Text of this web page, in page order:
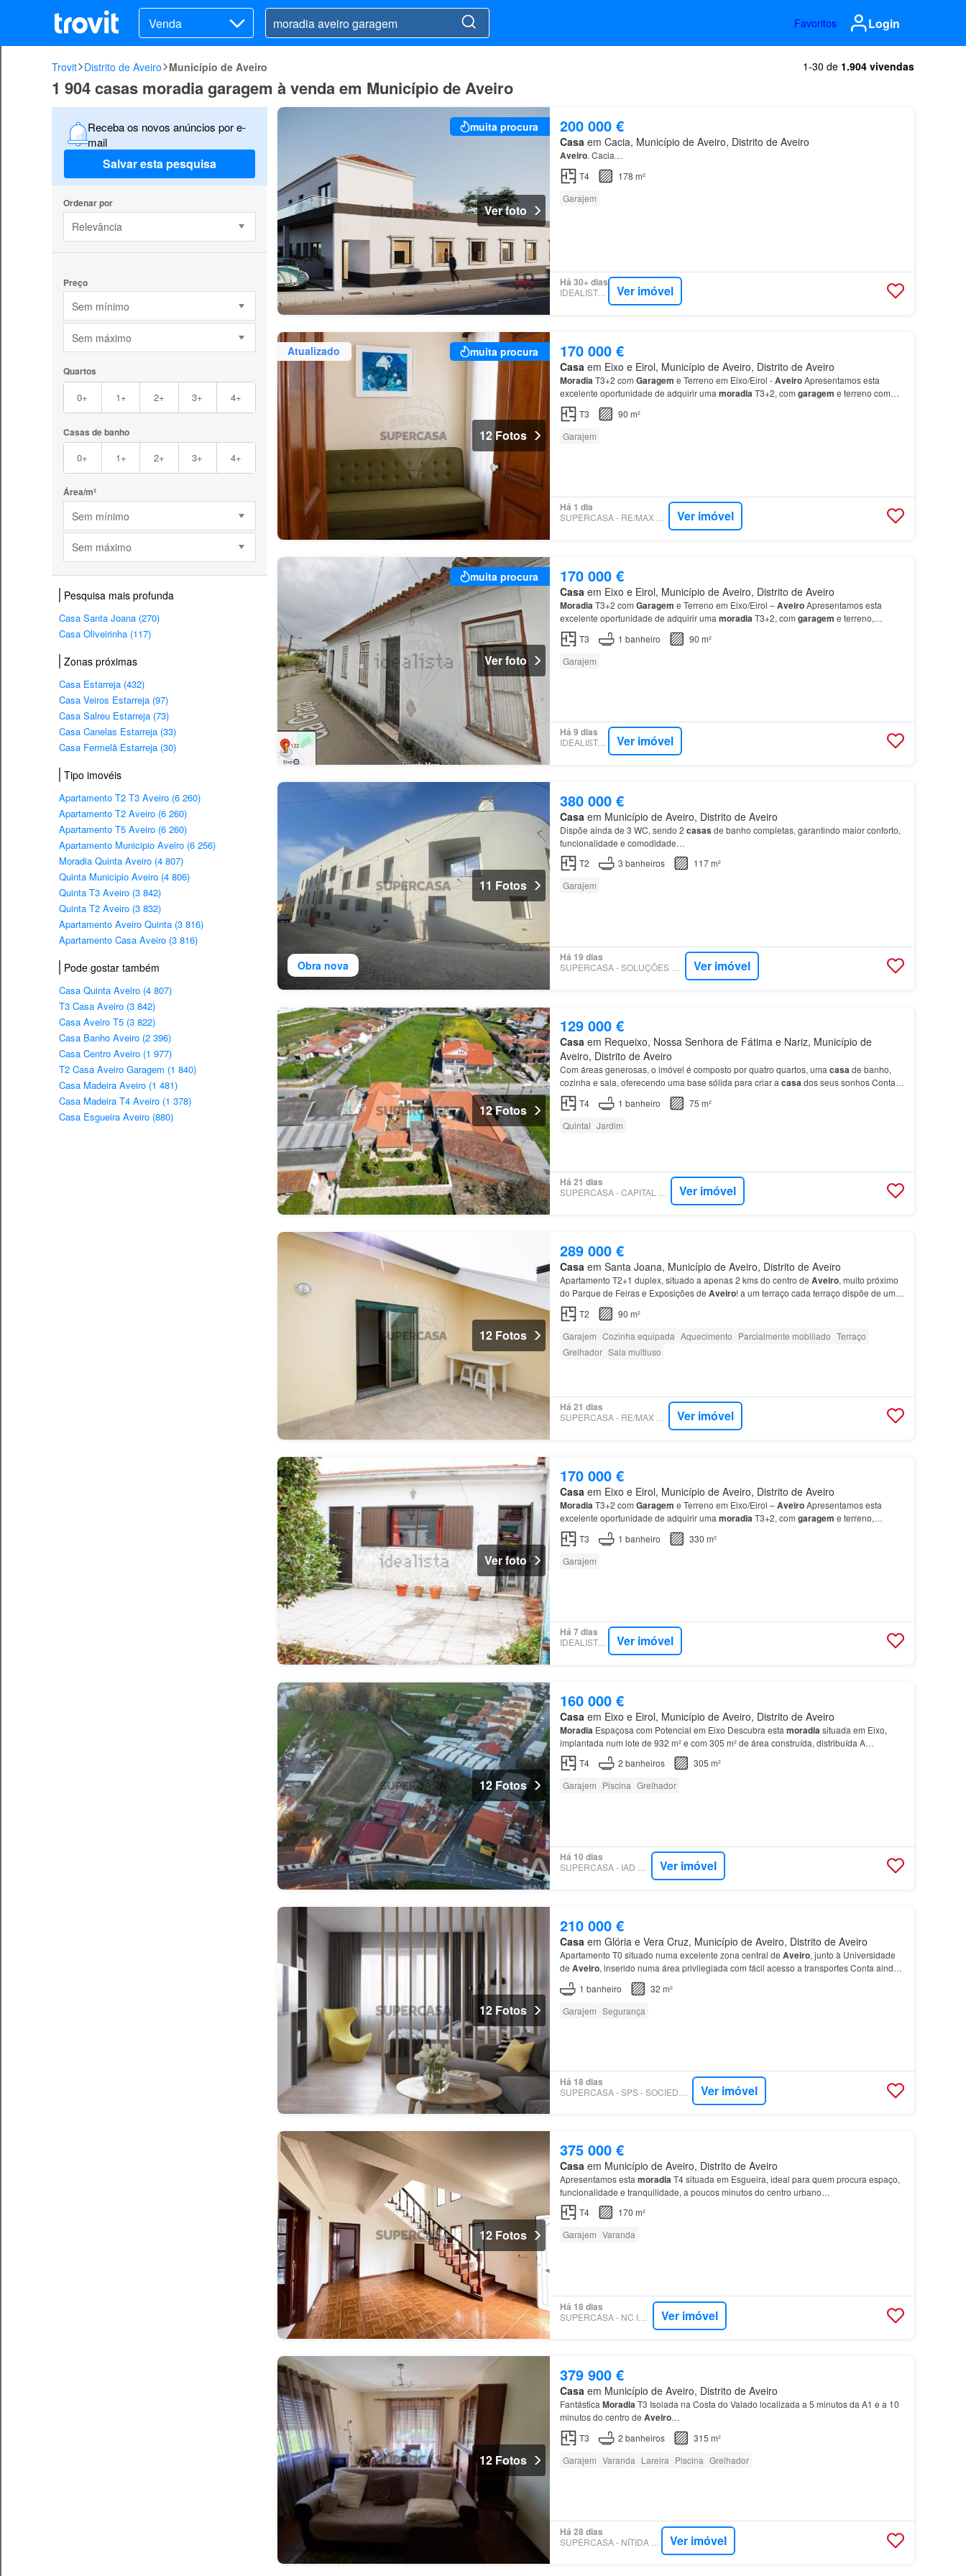
Venda Favoritos Login
Trovit Distrito de Aveiro Município de Aveiro 1-30 de 1.904 vivendas
1 904 casas moradia garagem à venda em Município de Aveiro
Receba os novos anúncios por e-
mail
Salvar esta pesquisa
Ordenar por
Relevância
Preço
Sem mínimo
Sem máximo
Quartos
0+ 1+ 2+ 3+ 4+
Casas de banho
0+ 1+ 2+ 3+ 4+
Área/m²
Sem mínimo
Sem máximo
Pesquisa mais profunda
Casa Santa Joana (270)
Casa Oliveirinha (117)
Zonas próximas
Casa Estarreja (432)
Casa Veiros Estarreja (97)
Casa Salreu Estarreja (73)
Casa Canelas Estarreja (33)
Casa Fermelã Estarreja (30)
Tipo imovéis
Apartamento T2 T3 Aveiro (6 260)
Apartamento T2 Aveiro (6 260)
Apartamento T5 Aveiro (6 260)
Apartamento Municipio Aveiro (6 256)
Moradia Quinta Aveiro (4 807)
Quinta Municipio Aveiro (4 806)
Quinta T3 Aveiro (3 842)
Quinta T2 Aveiro (3 832)
Apartamento Aveiro Quinta (3 816)
Apartamento Casa Aveiro (3 816)
Pode gostar também
Casa Quinta Aveiro (4 807)
T3 Casa Aveiro (3 842)
Casa Aveiro T5 (3 822)
Casa Banho Aveiro (2 396)
Casa Centro Aveiro (1 977)
T2 Casa Aveiro Garagem (1 840)
Casa Madeira Aveiro (1 481)
Casa Madeira T4 Aveiro (1 378)
Casa Esgueira Aveiro (880)
muita procura
Ver foto
200 000 €
Casaem Cacia, Município de Aveiro, Distrito de Aveiro
Aveiro. Cacia…
T4
178 m²
Garajem
Há 30+ dias
IDEALISTA.PT Ver imóvel
Atualizado muita procura
12 Fotos
170 000 €
Casa em Eixo e Eirol, Município de Aveiro, Distrito de Aveiro
MoradiaT3+2 com Garagem e Terreno em Eixo/Eirol -AveiroApresentamos esta
excelente oportunidade de adquirir uma moradiaT3+2, com garagem e terreno com
poço alimentado por uma nascente, situada na tranquila freguesia de Ei…
T3
90 m²
Garajem
Há 1 dia
SUPERCASA - RE/MAX VANTAGEM RIA Ver imóvel
muita procura
Ver foto
170 000 €
Casa em Eixo e Eirol, Município de Aveiro, Distrito de Aveiro
MoradiaT3+2 com Garagem e Terreno em Eixo/Eirol –AveiroApresentamos esta
excelente oportunidade de adquirir uma moradiaT3+2, com garagem e terreno,
situada na tranquila freguesia de Eixo/Eirol, a poucos minutos do centro…
T3 1 banheiro
90 m²
Garajem
Há 9 dias
IDEALISTA.PT Ver imóvel
Obra nova
11 Fotos
380 000 €
Casa em Município de Aveiro, Distrito de Aveiro
Dispõe ainda de 3 WC, sendo 2 casas de banho completas, garantindo maior conforto,
funcionalidade e comodidade…
T2
3 banheiros
117 m²
Garajem
Há 19 dias
SUPERCASA - SOLUÇÕES AVEIRO IMOBILIÁRIA Ver imóvel
12 Fotos
129 000 €
Casa em Requeixo, Nossa Senhora de Fátima e Nariz, Município de
Aveiro, Distrito de Aveiro
Com áreas generosas, o imóvel é composto por quatro quartos, uma casade banho,
cozinha e sala, oferecendo uma base sólida para criar a casados seus sonhos Conta
ainda com lugar de
parqueamento
T4 1 banheiro
75 m²
Quintal Jardim
Há 21 dias
SUPERCASA - CAPITAL CONSULTORES Ver imóvel
12 Fotos
289 000 €
Casa em Santa Joana, Município de Aveiro, Distrito de Aveiro
Apartamento T2+1 duplex, situado a apenas 2 kms do centro de Aveiro, muito próximo
do Parque de Feiras e Exposições de Aveiro! a um terraço cada terraço dispõe de uma
arrecadação - cave: 2
T2
90 m²
Garajem Cozinha equipada Aquecimento Parcialmente mobiliado Terraço
Grelhador Sala multiuso
Há 21 dias
SUPERCASA - RE/MAX VANTAGEM RIA Ver imóvel
Ver foto
170 000 €
Casa em Eixo e Eirol, Município de Aveiro, Distrito de Aveiro
MoradiaT3+2 com Garagem e Terreno em Eixo/Eirol –AveiroApresentamos esta
excelente oportunidade de adquirir uma moradiaT3+2, com garagem e terreno,
situada na tranquila freguesia de Eixo/Eirol, a poucos minutos do centro…
T3 1 banheiro
330 m²
Garajem
Há 7 dias
IDEALISTA.PT Ver imóvel
12 Fotos
160 000 €
Casa em Eixo e Eirol, Município de Aveiro, Distrito de Aveiro
Moradia Espaçosa com Potencial em Eixo Descubra esta moradiasituada em Eixo,
implantada num lote de 932 m² e com 305 m² de área construída, distribuída A
propriedade conta com um projeto aprovado e disponível, que inclui gar…
T4 2 banheiros
305 m²
Garajem Piscina Grelhador
Há 10 dias
Ver imóvel
12 Fotos
210 000 €
Casa em Glória e Vera Cruz, Município de Aveiro, Distrito de Aveiro
Apartamento T0 situado numa excelente zona central de Aveiro, junto à Universidade
de Aveiro, inserido numa área privilegiada com fácil acesso a transportes Conta ainda
com uma
de banho completa.…
1 banheiro
32 m²
Garajem Segurança
Há 18 dias
Ver imóvel
12 Fotos
375 000 €
Casaem Município de Aveiro, Distrito de Aveiro
Apresentamos esta moradiaT4 situada em Esgueira, ideal para quem procura espaço,
funcionalidade e tranquilidade, a poucos minutos do centro urbano…
T4
170 m²
Garajem Varanda
Há 18 dias
SUPERCASA - NC IMOBILIÁRIA Ver imóvel
12 Fotos
379 900 €
Casaem Município de Aveiro, Distrito de Aveiro
Fantástica MoradiaT3 Isolada na Costa do Valado localizada a 5 minutos da A1 e a 10
minutos do centro de Aveiro…
T3
2 banheiros
315 m²
Garajem Varanda Lareira Piscina Grelhador
Há 28 dias
Ver imóvel